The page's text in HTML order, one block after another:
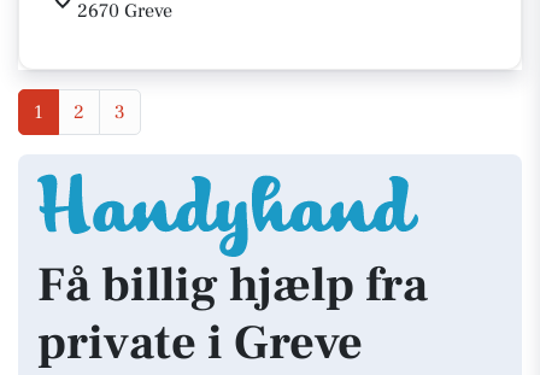
2670 Greve
1 2 3
Få billig hjælp fra
private i Greve